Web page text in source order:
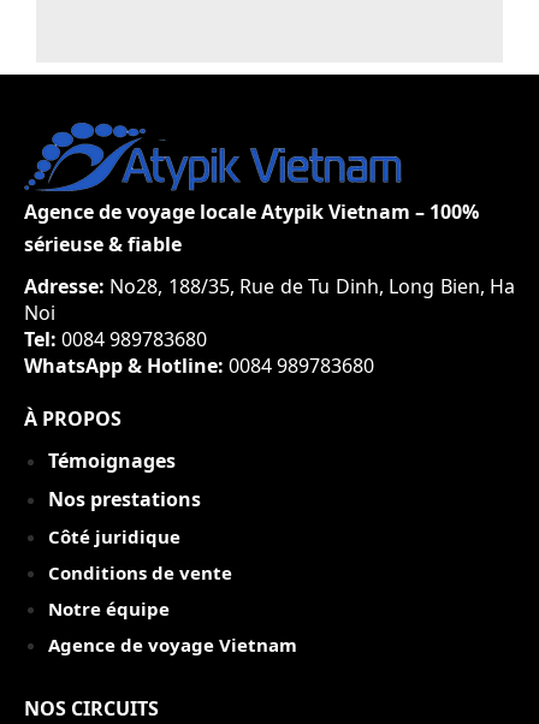
Agence de voyage locale Atypik Vietnam – 100%
sérieuse & fiable
Adresse: No28, 188/35, Rue de Tu Dinh, Long Bien, Ha
Noi
Tel: 0084 989783680
WhatsApp & Hotline: 0084 989783680
À PROPOS
Témoignages
Nos prestations
Côté juridique
Conditions de vente
Notre équipe
Agence de voyage Vietnam
NOS CIRCUITS